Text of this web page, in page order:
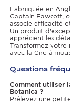
Fabriiquée en
Captain Fawcett,
associe efficacité
Un produit
apprécient les
Transformez votre
avec la Cire à
Questions
Comment utiliser
Botanica ?
Prélevez une